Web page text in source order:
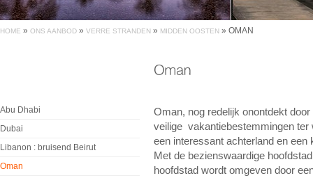
HOME » ONS AANBOD » VERRE STRANDEN » MIDDEN OOSTEN » OMAN
Abu Dhabi
Dubai
Libanon : bruisend Beirut
Oman
Oman, nog redelijk onontdekt
veilige vakantiebestemmingen ter
een interessant achterland en
Met de bezienswaardige
hoofdstad wordt omgeven door